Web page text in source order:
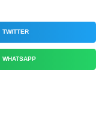
TWITTER
WHATSAPP